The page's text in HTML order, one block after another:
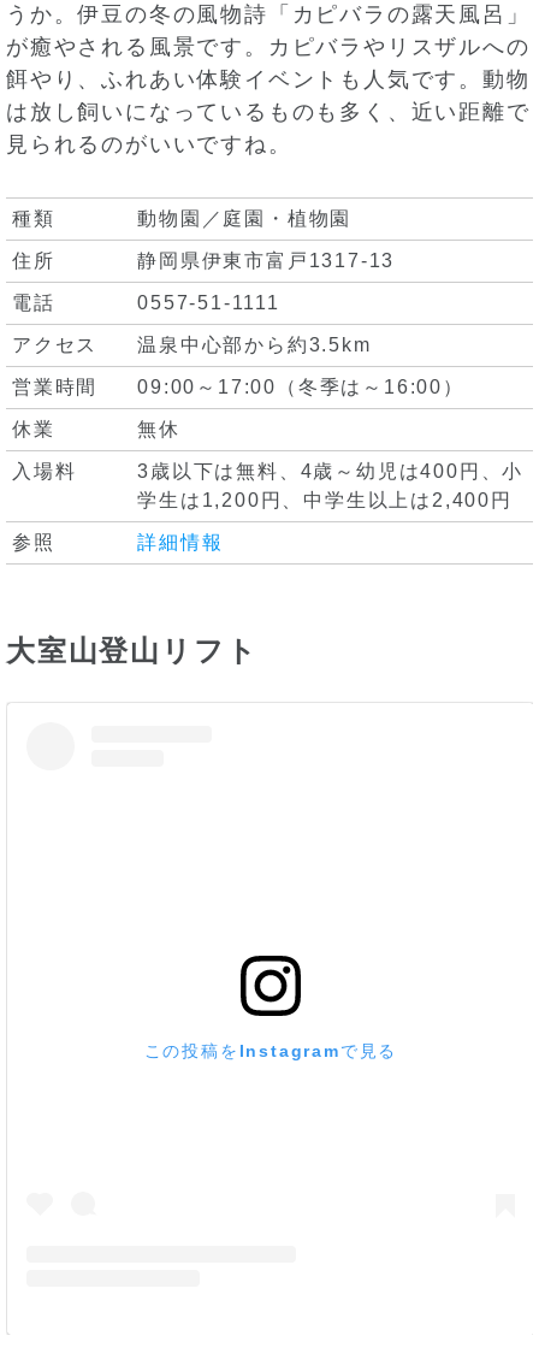
うか。伊豆の冬の風物詩「カピバラの露天風呂」
が癒やされる風景です。カピバラやリスザルへの
餌やり、ふれあい体験イベントも人気です。動物
は放し飼いになっているものも多く、近い距離で
見られるのがいいですね。
種類 動物園／庭園・植物園
住所 静岡県伊東市富戸1317-13
電話 0557-51-1111
アクセス 温泉中心部から約3.5km
営業時間 09:00～17:00（冬季は～16:00）
休業 無休
入場料
3歳以下は無料、4歳～幼児は400円、小
学生は1,200円、中学生以上は2,400円
参照 詳細情報
大室山登山リフト
この投稿をInstagramで見る